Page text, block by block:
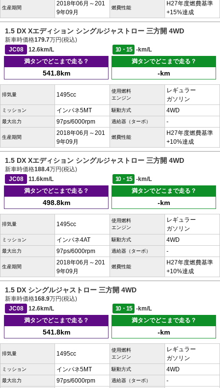
生産期間
2018年06月～201
9年09月
燃費性能
H27年度燃費基準
+15%達成
1.5 DX Xエディション シングルジャストロー 三方開 4WD
新車時価格179.7万円(税込)
JC08
12.6km/L 10・15
-km/L
満タンでどこまで走る？
541.8km
満タンでどこまで走る？
-km
排気量 1495cc
使用燃料
エンジン
レギュラー
ガソリン
ミッション インパネ5MT 駆動方式 4WD
最大出力 97ps/6000rpm 過給器（ターボ） -
生産期間
2018年06月～201
9年09月
燃費性能
H27年度燃費基準
+10%達成
1.5 DX Xエディション シングルジャストロー 三方開 4WD
新車時価格188.4万円(税込)
JC08
11.6km/L 10・15
-km/L
満タンでどこまで走る？
498.8km
満タンでどこまで走る？
-km
排気量 1495cc
使用燃料
エンジン
レギュラー
ガソリン
ミッション インパネ4AT 駆動方式 4WD
最大出力 97ps/6000rpm 過給器（ターボ） -
生産期間
2018年06月～201
9年09月
燃費性能
H27年度燃費基準
+10%達成
1.5 DX シングルジャストロー 三方開 4WD
新車時価格168.9万円(税込)
JC08
12.6km/L 10・15
-km/L
満タンでどこまで走る？
541.8km
満タンでどこまで走る？
-km
排気量 1495cc
使用燃料
エンジン
レギュラー
ガソリン
ミッション インパネ5MT 駆動方式 4WD
最大出力 97ps/6000rpm 過給器（ターボ） -